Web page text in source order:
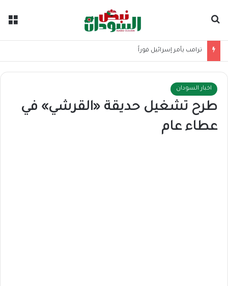
ترامب يأمر إسرائيل فوراً
اخبار السودان
طرح تشغيل حديقة «القرشي» في
عطاء عام